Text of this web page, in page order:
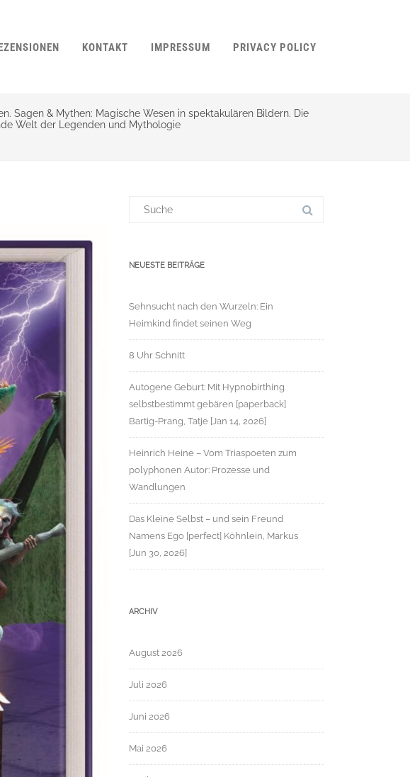
KONTAKT IMPRESSUM PRIVACY POLICY
Sagen & Mythen: Magische Wesen in spektakulären Bildern. Die
Welt der Legenden und Mythologie
NEUESTE BEITRÄGE
Sehnsucht nach den Wurzeln: Ein
Heimkind findet seinen Weg
8 Uhr Schnitt
Autogene Geburt: Mit Hypnobirthing
selbstbestimmt gebären [paperback]
Bartig-Prang, Tatje [Jan 14, 2026]
Heinrich Heine – Vom Triaspoeten zum
polyphonen Autor: Prozesse und
Wandlungen
Das Kleine Selbst – und sein Freund
Namens Ego [perfect] Köhnlein, Markus
[Jun 30, 2026]
ARCHIV
August 2026
Juli 2026
Juni 2026
Mai 2026